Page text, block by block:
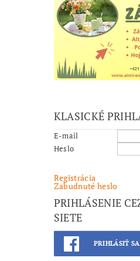
KLASICKÉ
E-mail
Heslo
Registrácia
Zabudnuté heslo
PRIHLÁSENIE
SIETE
PRIHLÁSIŤ